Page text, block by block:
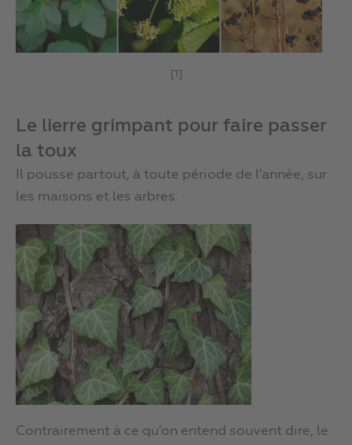
[1]
Le lierre grimpant pour faire passer
la toux
Il pousse partout, à toute période de l’année, sur
les maisons et les arbres.
Contrairement à ce qu’on entend souvent dire, le